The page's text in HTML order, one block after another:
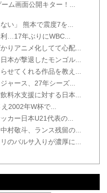
ム画面公開キター！...
い」 熊本で震度7を...
利…17年ぶりにWBC...
りアニメ化してて心配...
本が撃退したモンゴル...
せてくれる作品を教え...
ャース、27年シーズ...
料水支援に対する日本...
2002年W杯で...
カー日本U21代表の...
村敬斗、ランス残留の...
のバルサ入りが濃厚に...